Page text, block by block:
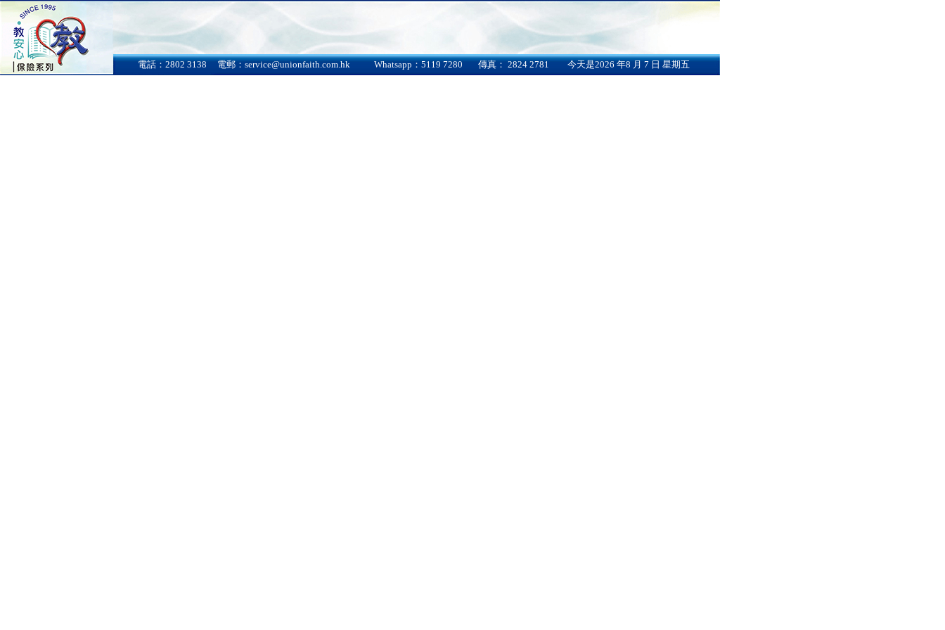
電話：2802 3138 電郵： service@unionfaith.com.hk Whatsapp：5119 7280 傳真： 2824 2781 今天是2026 年8 月 7 日 星期五